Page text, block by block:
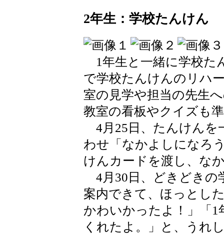
2年生：学校たんけん
1年生と一緒に学校た
で学校たんけんのリハ
室の見学や担当の先生
教室の看板やクイズも
4月25日、たんけんを
わせ「なかよしになろ
けんカードを渡し、な
4月30日、どきどきの
案内できて、ほっとし
かわいかったよ！」「
くれたよ。」と、うれ